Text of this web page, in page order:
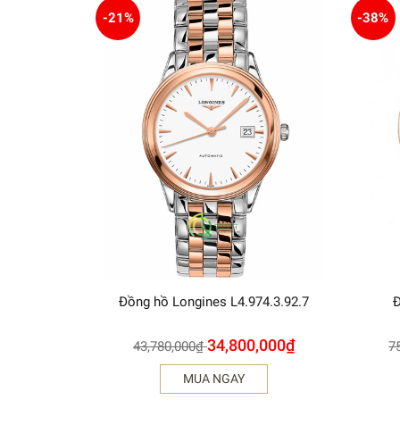
-21%
Đồng hồ Longines L4.974.3.92.7
43,780,000₫ 34,800,000₫
MUA NGAY
-38%